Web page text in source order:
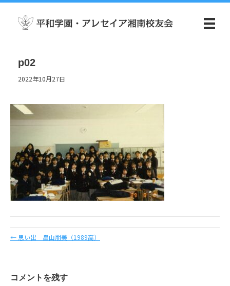
p02
2022年10月27日
← 思い出 畠山朋美（1989高）
コメントを残す